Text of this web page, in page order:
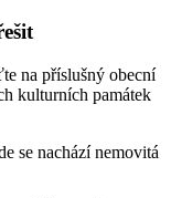
na příslušný obecní
kulturních památek
se nachází nemovitá